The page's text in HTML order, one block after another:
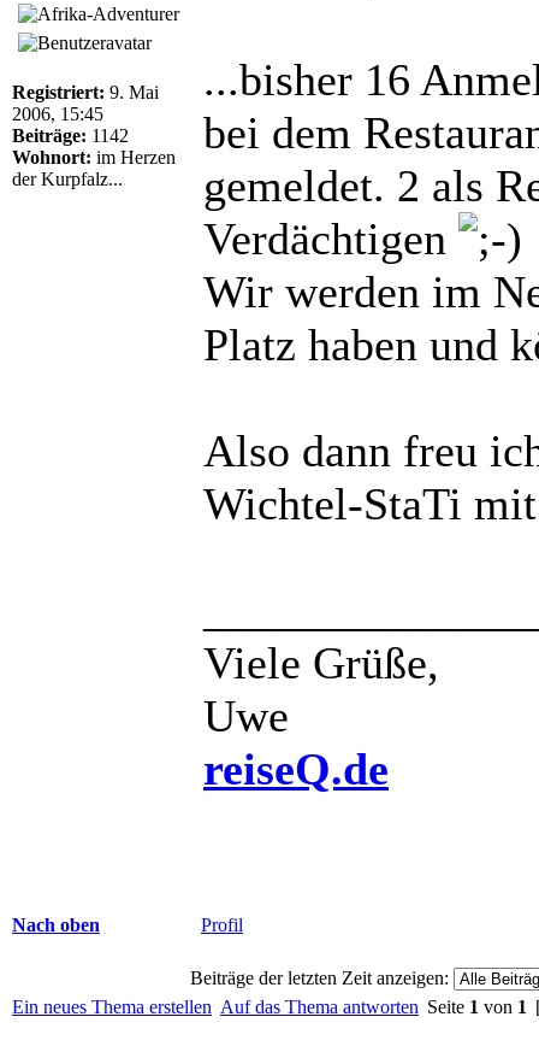
Registriert: 9. Mai
2006, 15:45
Beiträge: 1142
Wohnort: im Herzen
der Kurpfalz...
...bisher 16
bei dem
gemeldet. 2 als
Verdächtigen
Wir werden im
Platz haben und
Also dann freu
Wichtel-StaTi
Viele Grüße,
Uwe
reiseQ.de
Nach oben Profil
Beiträge der letzten Zeit anzeigen:
Ein neues Thema erstellen Auf das Thema antworten Seite 1 von 1